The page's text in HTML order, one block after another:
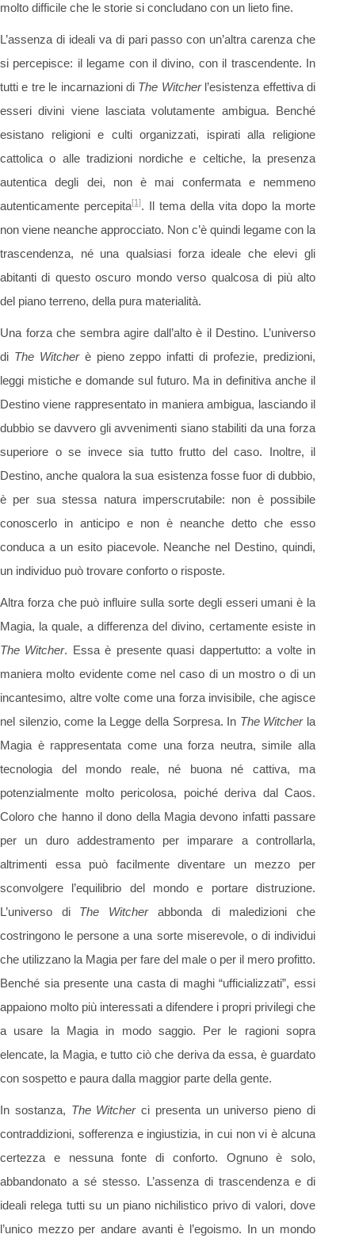
molto difficile che le storie si concludano con un lieto fine.
L’assenza di ideali va di pari passo con un’altra carenza che
si percepisce: il legame con il divino, con il trascendente. In
tutti e tre le incarnazioni di The Witcherl’esistenza effettiva di
esseri divini viene lasciata volutamente ambigua. Benché
esistano religioni e culti organizzati, ispirati alla religione
cattolica o alle tradizioni nordiche e celtiche, la presenza
autentica degli dei, non è mai confermata e nemmeno
autenticamente percepita[1]. Il tema della vita dopo la morte
non viene neanche approcciato. Non c’è quindi legame con la
trascendenza, né una qualsiasi forza ideale che elevi gli
abitanti di questo oscuro mondo verso qualcosa di più alto
del piano terreno, della pura materialità.
Una forza che sembra agire dall’alto è il Destino. L’universo
di The Witcher è pieno zeppo infatti di profezie, predizioni,
leggi mistiche e domande sul futuro. Ma in definitiva anche il
Destino viene rappresentato in maniera ambigua, lasciando il
dubbio se davvero gli avvenimenti siano stabiliti da una forza
superiore o se invece sia tutto frutto del caso. Inoltre, il
Destino, anche qualora la sua esistenza fosse fuor di dubbio,
è per sua stessa natura imperscrutabile: non è possibile
conoscerlo in anticipo e non è neanche detto che esso
conduca a un esito piacevole. Neanche nel Destino, quindi,
un individuo può trovare conforto o risposte.
Altra forza che può influire sulla sorte degli esseri umani è la
Magia, la quale, a differenza del divino, certamente esiste in
The Witcher. Essa è presente quasi dappertutto: a volte in
maniera molto evidente come nel caso di un mostro o di un
incantesimo, altre volte come una forza invisibile, che agisce
nel silenzio, come la Legge della Sorpresa. In The Witcher la
Magia è rappresentata come una forza neutra, simile alla
tecnologia del mondo reale, né buona né cattiva, ma
potenzialmente molto pericolosa, poiché deriva dal Caos.
Coloro che hanno il dono della Magia devono infatti passare
per un duro addestramento per imparare a controllarla,
altrimenti essa può facilmente diventare un mezzo per
sconvolgere l’equilibrio del mondo e portare distruzione.
L’universo di The Witcher abbonda di maledizioni che
costringono le persone a una sorte miserevole, o di individui
che utilizzano la Magia per fare del male o per il mero profitto.
Benché sia presente una casta di maghi “ufficializzati”, essi
appaiono molto più interessati a difendere i propri privilegi che
a usare la Magia in modo saggio. Per le ragioni sopra
elencate, la Magia, e tutto ciò che deriva da essa, è guardato
con sospetto e paura dalla maggior parte della gente.
In sostanza, The Witcherci presenta un universo pieno di
contraddizioni, sofferenza e ingiustizia, in cui non vi è alcuna
certezza e nessuna fonte di conforto. Ognuno è solo,
abbandonato a sé stesso. L’assenza di trascendenza e di
ideali relega tutti su un piano nichilistico privo di valori, dove
l’unico mezzo per andare avanti è l’egoismo. In un mondo